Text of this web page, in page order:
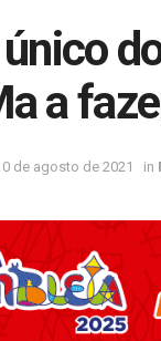
a
de agosto de 2021 in